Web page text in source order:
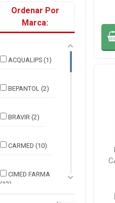
Ordenar Por
Marca:
ACQUALIPS (1)
BEPANTOL (2)
BRAVIR (2)
CARMED (10)
CIMED FARMA
(12)